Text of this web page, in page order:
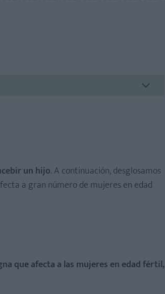
un hijo. A continuación, desglosamos
a gran número de mujeres en edad
que afecta a las mujeres en edad fértil,